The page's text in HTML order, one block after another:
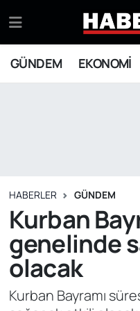
GÜNDEM EKONOMİ
HABERLER GÜNDEM
Kurban
genelinde
olacak
Kurban Bayramı
EKONOMİ
EĞİTİM
YAŞAM
SİYASET
ASAYİŞ
Eskişehir Nöbetçi
Eskişehir Hava
Süper Lig Puan
Tüm Manşetler
Son Dakika
Haber Arşivi